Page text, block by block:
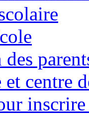
et centre